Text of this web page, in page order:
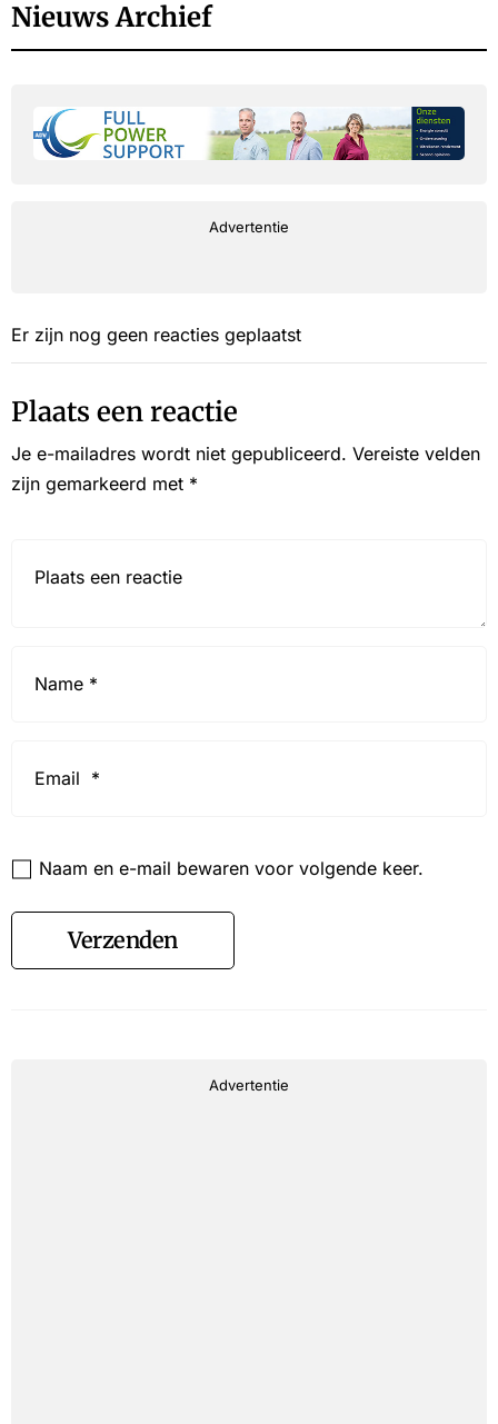
Nieuws Archief
Advertentie
Er zijn nog geen reacties geplaatst
Plaats een reactie
Je e-mailadres wordt niet gepubliceerd. Vereiste velden
zijn gemarkeerd met *
Naam en e-mail bewaren voor volgende keer.
Verzenden
Advertentie